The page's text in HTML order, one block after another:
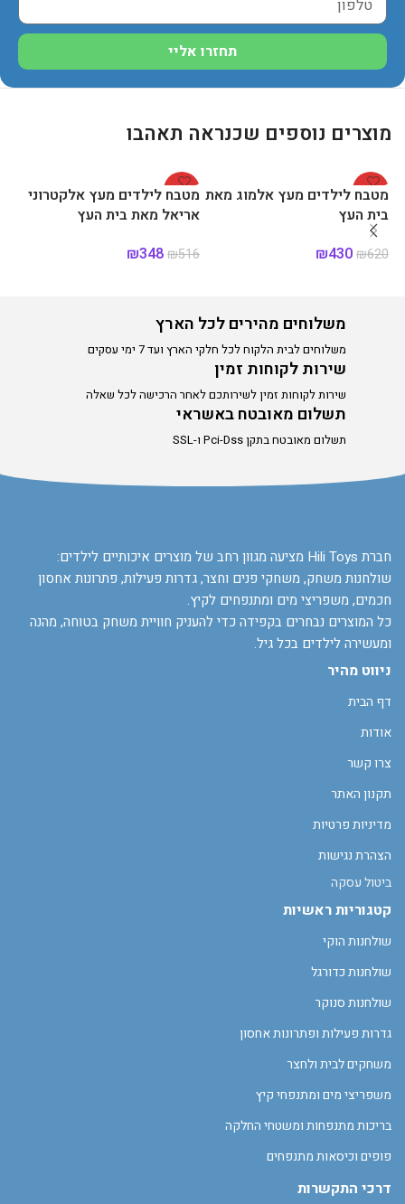
תחזרו אליי
מוצרים נוספים שכנראה תאהבו
-31%
מטבח לילדים מעץ אלמוג מאת
בית העץ
₪620
₪430
-33%
מטבח לילדים מעץ אלקטרוני
אריאל מאת בית העץ
₪516
₪348
משלוחים מהירים לכל הארץ
משלוחים לבית הלקוח לכל חלקי הארץ ועד 7 ימי עסקים
שירות לקוחות זמין
שירות לקוחות זמין לשירותכם לאחר הרכישה לכל שאלה
תשלום מאובטח באשראי
תשלום מאובטח בתקן Pci-Dss ו-SSL
חברת Hili Toys מציעה מגוון רחב של מוצרים איכותיים לילדים:
שולחנות משחק, משחקי פנים וחצר, גדרות פעילות, פתרונות אחסון
חכמים, משפריצי מים ומתנפחים לקיץ.
כל המוצרים נבחרים בקפידה כדי להעניק חוויית משחק בטוחה, מהנה
ומעשירה לילדים בכל גיל.
ניווט מהיר
דף הבית
אודות
צרו קשר
תקנון האתר
מדיניות פרטיות
הצהרת נגישות
ביטול עסקה
קטגוריות ראשיות
שולחנות הוקי
שולחנות כדורגל
שולחנות סנוקר
גדרות פעילות ופתרונות אחסון
משחקים לבית ולחצר
משפריצי מים ומתנפחי קיץ
בריכות מתנפחות ומשטחי החלקה
פופים וכיסאות מתנפחים
דרכי התקשרות